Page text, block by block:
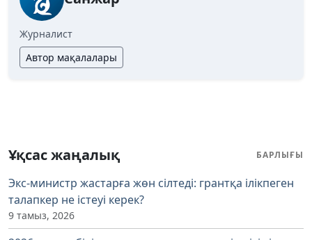
Журналист
Автор мақалалары
Ұқсас жаңалық БАРЛЫҒЫ
Экс-министр жастарға жөн сілтеді: грантқа ілікпеген
талапкер не істеуі керек?
9 тамыз, 2026